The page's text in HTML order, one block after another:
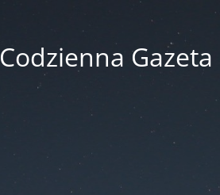
Codzienna